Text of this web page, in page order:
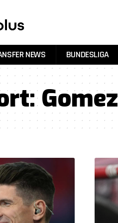
NEWS BUNDESLIGA
Gomez